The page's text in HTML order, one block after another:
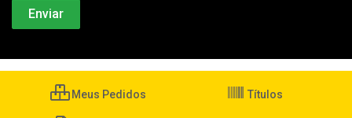
Meus Pedidos Títulos